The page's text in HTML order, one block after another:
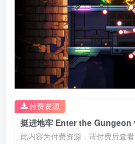
此内容为付费资源，请付费后查看
付费资源